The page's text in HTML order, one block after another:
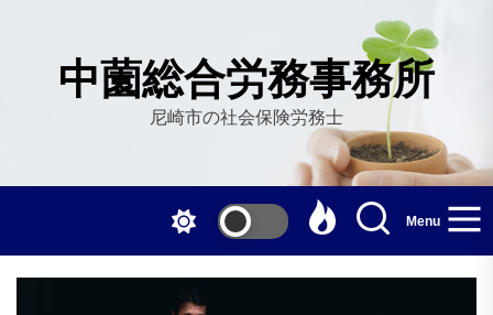
中薗総合労務事務所
尼崎市の社会保険労務士
Menu